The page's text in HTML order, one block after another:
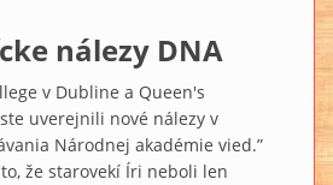
nálezy DNA
v Dubline a Queen's
uverejnili nové nálezy v
Národnej akadémie vied.”
že starovekí Íri neboli len